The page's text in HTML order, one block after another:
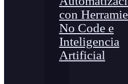
con
No Code e
Inteligencia
Artificial